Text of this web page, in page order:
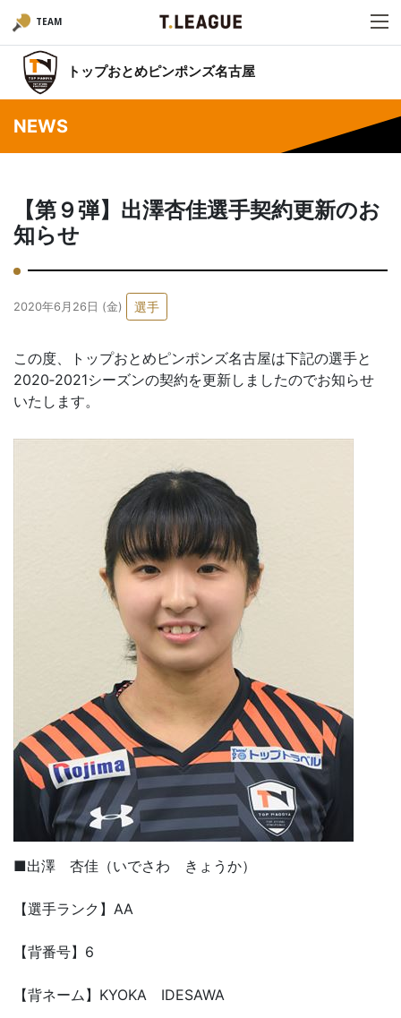
TEAM
トップおとめピンポンズ名古屋
NEWS
【第９弾】出澤杏佳選手契約更新のお
知らせ
2020年6月26日 (金) 選手
この度、トップおとめピンポンズ名古屋は下記の選手と
2020‐2021シーズンの契約を更新しましたのでお知らせ
いたします。
■出澤 杏佳（いでさわ きょうか）
【選手ランク】AA
【背番号】6
【背ネーム】KYOKA IDESAWA